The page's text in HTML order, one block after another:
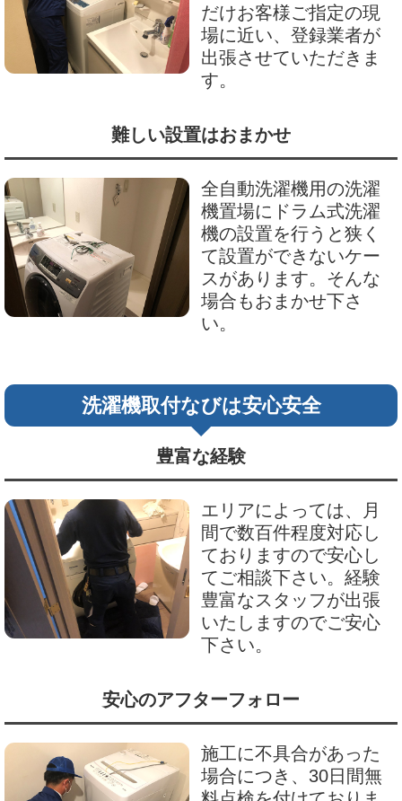
だけお客様ご指定の現
場に近い、登録業者が
出張させていただきま
す。
難しい設置はおまかせ
全自動洗濯機用の洗濯
機置場にドラム式洗濯
機の設置を行うと狭く
て設置ができないケー
スがあります。そんな
場合もおまかせ下さ
い。
洗濯機取付なびは安心安全
豊富な経験
エリアによっては、月
間で数百件程度対応し
ておりますので安心し
てご相談下さい。経験
豊富なスタッフが出張
いたしますのでご安心
下さい。
安心のアフターフォロー
施工に不具合があった
場合につき、30日間無